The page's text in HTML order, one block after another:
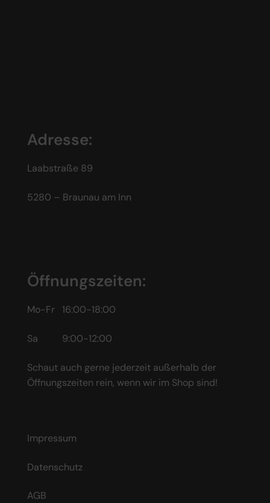
Adresse:
Laabstraße 89
5280 – Braunau am Inn
Öffnungszeiten:
Mo-Fr 16:00-18:00
Sa 9:00-12:00
Schaut auch gerne jederzeit außerhalb der
Öffnungszeiten rein, wenn wir im Shop sind!
Impressum
Datenschutz
AGB